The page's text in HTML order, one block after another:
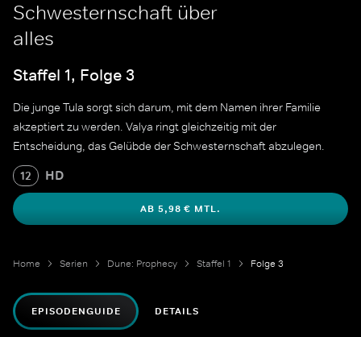
Schwesternschaft über
alles
Staffel 1, Folge 3
Die junge Tula sorgt sich darum, mit dem Namen ihrer Familie
akzeptiert zu werden. Valya ringt gleichzeitig mit der
Entscheidung, das Gelübde der Schwesternschaft abzulegen.
12 HD
AB 5,98 € MTL.
Home Serien Dune: Prophecy Staffel 1 Folge 3
EPISODENGUIDE DETAILS